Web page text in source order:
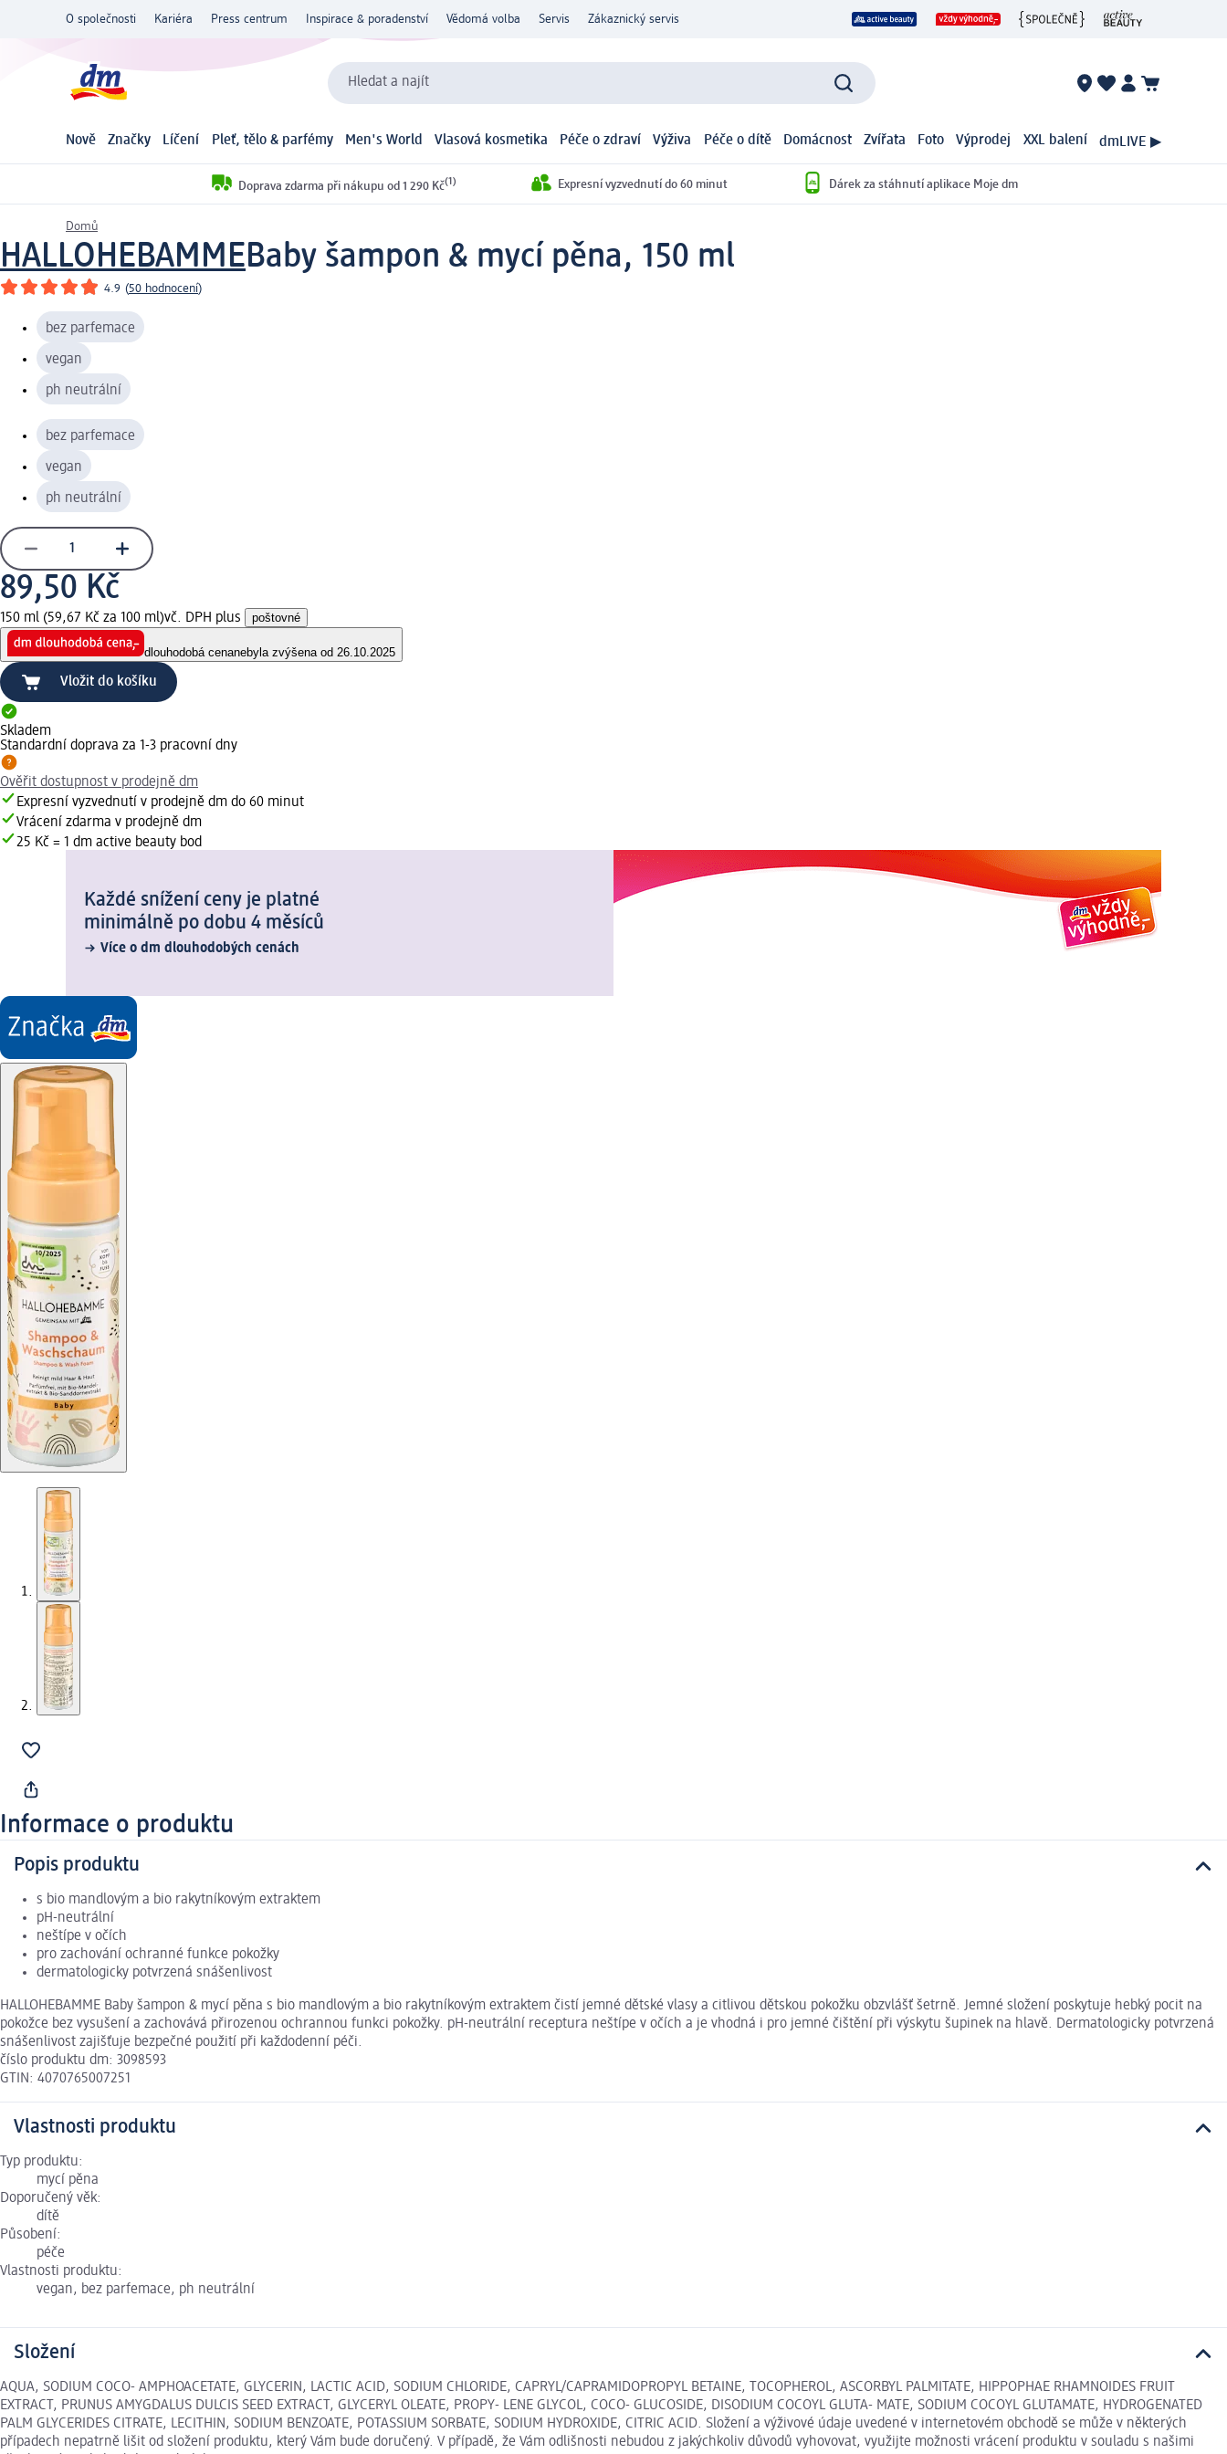
O společnosti Kariéra Press centrum Inspirace & poradenství Vědomá volba Servis Zákaznický servis
Hledat a najít
Nově Značky Líčení Pleť, tělo & parfémy Men's World Vlasová kosmetika Péče o zdraví Výživa Péče o dítě Domácnost Zvířata Foto Výprodej XXL balení dmLIVE ▶
Doprava zdarma při nákupu od 1 290 Kč(1) Expresní vyzvednutí do 60 minut Dárek za stáhnutí aplikace Moje dm
Domů
HALLOHEBAMMEBaby šampon & mycí pěna, 150 ml
4.9 (50 hodnocení)
bez parfemace
vegan
ph neutrální
bez parfemace
vegan
ph neutrální
89,50 Kč
150 ml (59,67 Kč za 100 ml)vč. DPH plus poštovné
dlouhodobá cenanebyla zvýšena od 26.10.2025
Vložit do košíku
Skladem
Standardní doprava za 1-3 pracovní dny
Ověřit dostupnost v prodejně dm
Expresní vyzvednutí v prodejně dm do 60 minut
Vrácení zdarma v prodejně dm
25 Kč = 1 dm active beauty bod
Každé snížení ceny je platné
minimálně po dobu 4 měsíců
Více o dm dlouhodobých cenách
Informace o produktu
Popis produktu
s bio mandlovým a bio rakytníkovým extraktem
pH-neutrální
neštípe v očích
pro zachování ochranné funkce pokožky
dermatologicky potvrzená snášenlivost
HALLOHEBAMME Baby šampon & mycí pěna s bio mandlovým a bio rakytníkovým extraktem čistí jemné dětské vlasy a citlivou dětskou pokožku obzvlášť šetrně. Jemné složení poskytuje hebký pocit na
pokožce bez vysušení a zachovává přirozenou ochrannou funkci pokožky. pH-neutrální receptura neštípe v očích a je vhodná i pro jemné čištění při výskytu šupinek na hlavě. Dermatologicky potvrzená
snášenlivost zajišťuje bezpečné použití při každodenní péči.
číslo produktu dm: 3098593
GTIN: 4070765007251
Vlastnosti produktu
Typ produktu:
mycí pěna
Doporučený věk:
dítě
Působení:
péče
Vlastnosti produktu:
vegan, bez parfemace, ph neutrální
Složení
AQUA, SODIUM COCO- AMPHOACETATE, GLYCERIN, LACTIC ACID, SODIUM CHLORIDE, CAPRYL/CAPRAMIDOPROPYL BETAINE, TOCOPHEROL, ASCORBYL PALMITATE, HIPPOPHAE RHAMNOIDES FRUIT
EXTRACT, PRUNUS AMYGDALUS DULCIS SEED EXTRACT, GLYCERYL OLEATE, PROPY- LENE GLYCOL, COCO- GLUCOSIDE, DISODIUM COCOYL GLUTA- MATE, SODIUM COCOYL GLUTAMATE, HYDROGENATED
PALM GLYCERIDES CITRATE, LECITHIN, SODIUM BENZOATE, POTASSIUM SORBATE, SODIUM HYDROXIDE, CITRIC ACID. Složení a výživové údaje uvedené v internetovém obchodě se může v některých
případech nepatrně lišit od složení produktu, který Vám bude doručený. V případě, že Vám odlišnosti nebudou z jakýchkoliv důvodů vyhovovat, využijte možnosti vrácení produktu v souladu s našimi